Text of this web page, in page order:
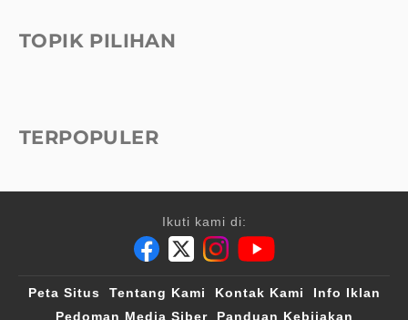
TOPIK PILIHAN
TERPOPULER
Ikuti kami di:
Peta Situs Tentang Kami Kontak Kami
Info Iklan
Pedoman Media Siber
Panduan Kebijakan